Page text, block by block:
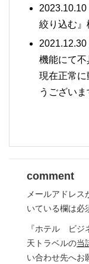
絞り込む』
2021.12.30
機能にて不
現在正常に
うございま
comment
メールアドレス
いている欄は必
『ホテル ビジ
天トラベルの当
い合わせ先へお